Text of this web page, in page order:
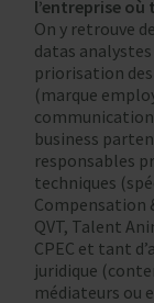
l’entreprise
On y retrouve
datas
priorisation
(marque
business
responsables
techniques
Compensation
QVT, Talent
CPEC et tant
juridique
médiateurs ou